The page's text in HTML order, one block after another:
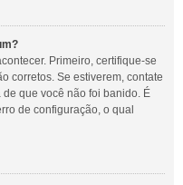
Primeiro, certifique-se
corretos. Se estiverem, contate
que você não foi banido. É
de configuração, o qual